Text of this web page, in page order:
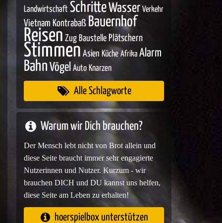
Landwirtschaft SchritteWasser Verkehr
Vietnam Kontrabaß Bauernhof
Reisen Zug Baustelle Plätschern
Stimmen Asien Küche Afrika Alarm
BahnVögel Auto Knarzen
Alle Schlagworte
Warum wir Dich brauchen?
Der Mensch lebt nicht von Brot allein und
diese Seite braucht immer sehr engagierte
Nutzerinnen und Nutzer. Kurzum - wir
brauchen DICH und DU kannst uns helfen,
diese Seite am Leben zu erhalten!
hoerspielbox unterstützen